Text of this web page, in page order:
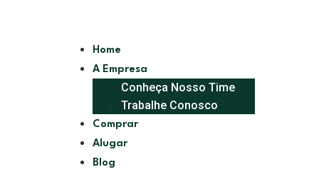
Home
A Empresa
Conheça Nosso Time
Trabalhe Conosco
Comprar
Alugar
Blog